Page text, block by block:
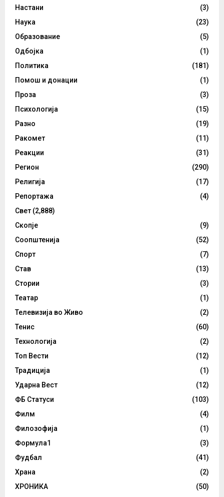
Настани
(3)
Наука
(23)
Образование
(5)
Одбојка
(1)
Политика
(181)
Помош и донации
(1)
Проза
(3)
Психологија
(15)
Разно
(19)
Ракомет
(11)
Реакции
(31)
Регион
(290)
Религија
(17)
Репортажа
(4)
Свет (2,888)
Скопје
(9)
Соопштенија
(52)
Спорт
(7)
Став
(13)
Стории
(3)
Театар
(1)
Телевизија во Живо
(2)
Тенис
(60)
Технологија
(2)
Топ Вести
(12)
Традиција
(1)
Ударна Вест
(12)
ФБ Статуси
(103)
Филм
(4)
Филозофија
(1)
Формула1
(3)
Фудбал
(41)
Храна
(2)
ХРОНИКА
(50)